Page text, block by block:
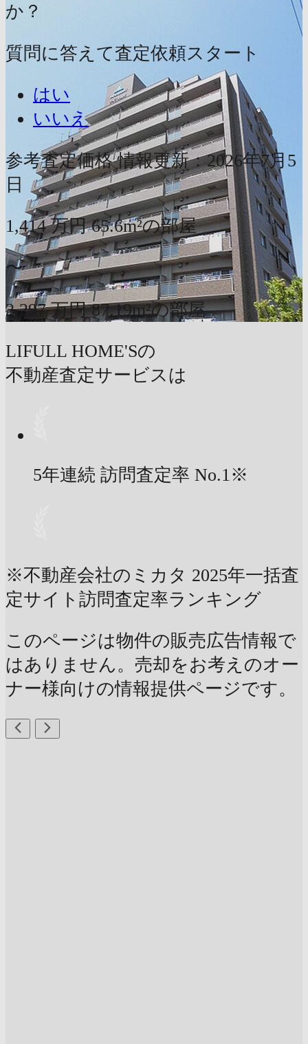
か？
質問に答えて査定依頼スタート
はい
いいえ
参考査定価格 情報更新：2026年7月5
日
1,414 万円 65.6m²の部屋
〜
2,297 万円 87.19m²の部屋
LIFULL HOME'Sの
不動産査定サービスは
5年連続 訪問査定率 No.1※
※不動産会社のミカタ 2025年一括査
定サイト訪問査定率ランキング
このページは物件の販売広告情報で
はありません。売却をお考えのオー
ナー様向けの情報提供ページです。